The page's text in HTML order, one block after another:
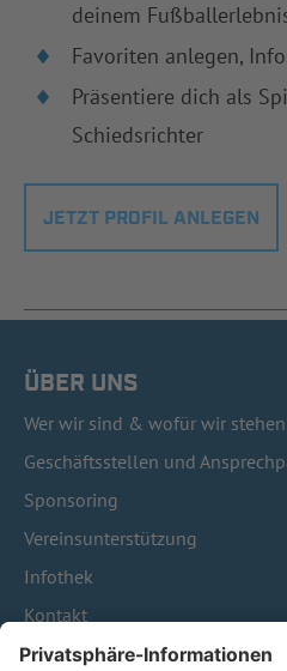
deinem
Favoriten anlegen,
Präsentiere dich als
Schiedsrichter
JETZT PROFIL ANLEGEN
ÜBER UNS
Wer wir sind & wofür wir stehen
Geschäftsstellen und
Sponsoring
Vereinsunterstützung
Infothek
Kontakt